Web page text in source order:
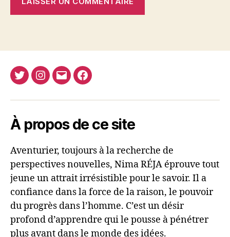
TwitterInstagram
E-
Facebook
À propos de ce site
Aventurier, toujours à la recherche de
perspectives nouvelles, Nima RÉJA éprouve tout
jeune un attrait irrésistible pour le savoir. Il a
confiance dans la force de la raison, le pouvoir
du progrès dans l’homme. C’est un désir
profond d’apprendre qui le pousse à pénétrer
plus avant dans le monde des idées.